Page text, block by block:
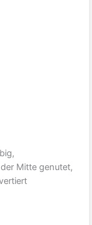
Mitte genutet,